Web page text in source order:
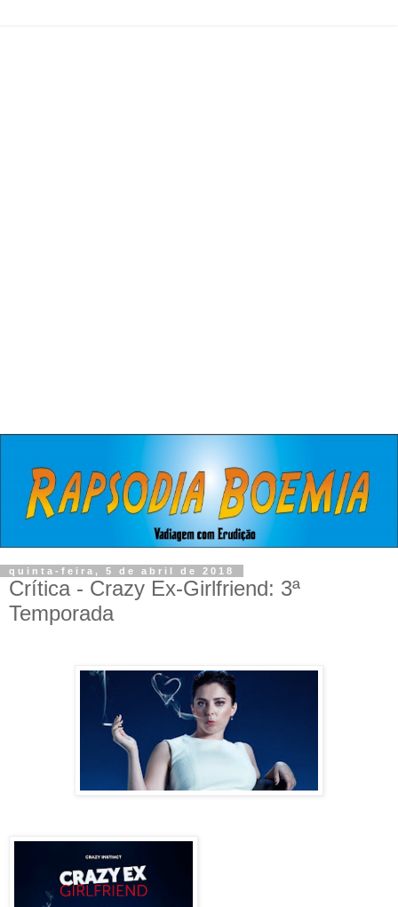
quinta-feira, 5 de abril de 2018
Crítica - Crazy Ex-Girlfriend: 3ª
Temporada